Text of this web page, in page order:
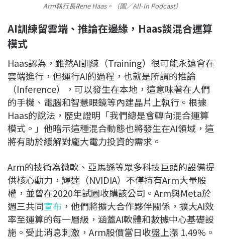
Arm執行長Rene Haas。（圖／All-In Podcast）
AI訓練留雲端、推論在邊緣，Haas談混合運算
模式
Haas認為，雖然AI訓練（Training）很可能永遠會在
雲端進行，但運行AI的過程，也就是所謂的推論
（Inference），可以發生在本地，這意味著在人們
的手機、電腦和智慧眼鏡等內建晶片上執行。根據
Haas的說法，歷史證明「我們總是會轉向混合運算
模式。」他暗示這種混合動態也將發生在AI領域，這
將有助於緩解對龐大電力投資的需求。
Arm的技術為微軟、亞馬遜等眾多科技巨頭的設備提
供核心動力，輝達（NVIDIA）不僅持有Arm大量股
權，並曾在2020年試圖收購該公司。Arm與Meta於
週三共同宣布 ，他們將擴大合作夥伴關係，擴大AI效
率至運算的每一層級，涵蓋AI軟體和數據中心基礎設
施。受此消息刺激，Arm股價當日收盤上漲 1.49%。